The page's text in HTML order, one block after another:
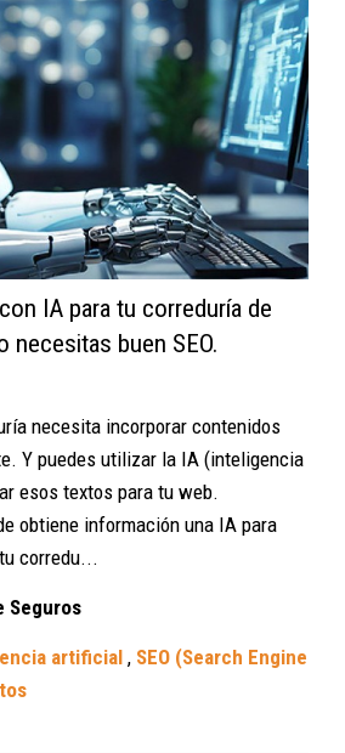
IA para tu correduría de
necesitas buen SEO.
necesita incorporar contenidos
Y puedes utilizar la IA (inteligencia
esos textos para tu web.
obtiene información una IA para
corredu...
Seguros
artificial, SEO (Search Engine